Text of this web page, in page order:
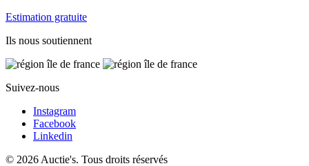
Estimation gratuite
Ils nous soutiennent
Suivez-nous
Instagram
Facebook
Linkedin
© 2026 Auctie's. Tous droits réservés